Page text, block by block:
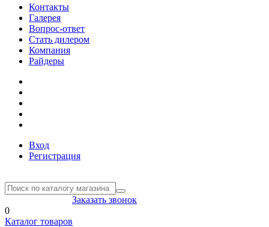
Контакты
Галерея
Вопрос-ответ
Стать дилером
Компания
Райдеры
Вход
Регистрация
Заказать звонок
0
Каталог товаров